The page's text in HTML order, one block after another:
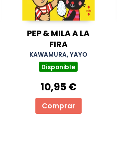
PEP & MILA A LA
FIRA
KAWAMURA, YAYO
Disponible
10,95 €
Comprar